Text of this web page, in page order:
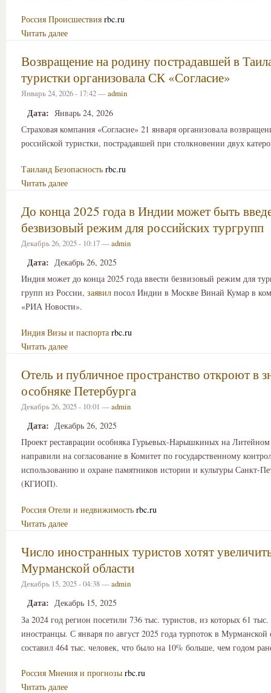
Россия Происшествия rbc.ru
Читать далее
Возвращение на родину пострадавшей в
туристки организовала СК «Согласие»
Январь 24, 2026 - 17:42 —admin
Дата: Январь 24, 2026
Страховая компания «Согласие» 21 января организовала
российской туристки, пострадавшей при столкновении двух
Таиланд Безопасность rbc.ru
Читать далее
До конца 2025 года в Индии может быть
безвизовый режим для российских тургрупп
Декабрь 26, 2025 - 10:17 —admin
Дата: Декабрь 26, 2025
Индия может до конца 2025 года ввести безвизовый режим для
групп из России, заявил посол Индии в Москве Винай Кумар в
«РИА Новости».
Индия Визы и паспорта rbc.ru
Читать далее
Отель и публичное пространство откроют в
особняке Петербурга
Декабрь 26, 2025 - 10:01 —admin
Дата: Декабрь 26, 2025
Проект реставрации особняка Гурьевых-Нарышкиных на Литейном
направили на согласование в Комитет по государственному
использованию и охране памятников истории и культуры Санкт-
(КГИОП).
Россия Отели и недвижимость rbc.ru
Читать далее
Число иностранных туристов хотят
Мурманской области
Декабрь 15, 2025 - 04:38 —admin
Дата: Декабрь 15, 2025
За 2024 год регион посетили 736 тыс. туристов, из которых 61
иностранцы. С января по август 2025 года турпоток в Мурманской
составил 464 тыс. человек, что было на 10% больше, чем годом
Россия Мнения и прогнозы rbc.ru
Читать далее